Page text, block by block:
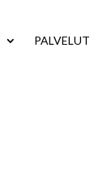
PALVELUT